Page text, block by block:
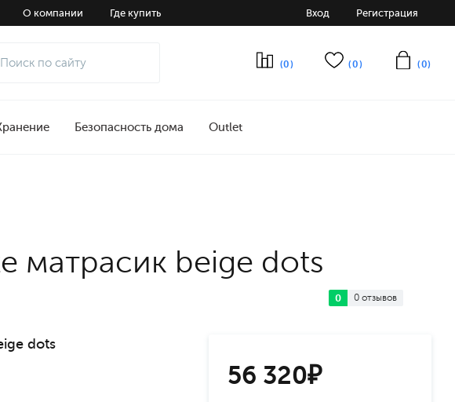
О компании Где купить Вход Регистрация
(0) (0) (0)
Безопасность дома Outlet
0 0 отзывов
матрасик beige dots
56 320₽
dots